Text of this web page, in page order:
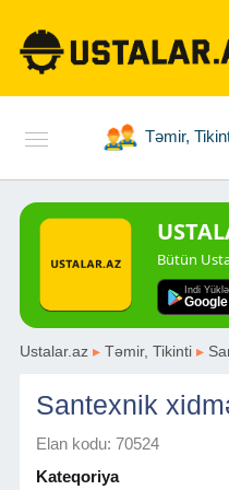
Təmir,
Bütün
Indi Yüklə
Ustalar.az ▸ Təmir, Tikinti ▸
Santexnik
Elan kodu: 70524
Kateqoriya